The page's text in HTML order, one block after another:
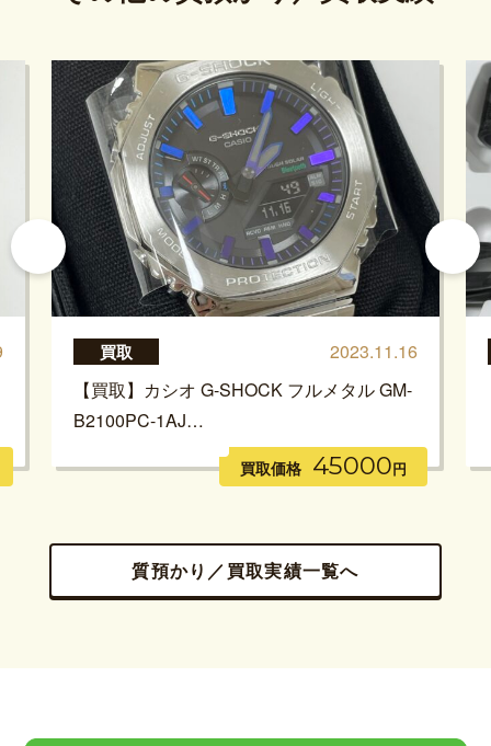
買取
2023.11.16
【買取】カシオ G-SHOCK フルメタル GM-
B2100PC-1AJ…
買取価格 45000円
質預かり／買取実績一覧へ